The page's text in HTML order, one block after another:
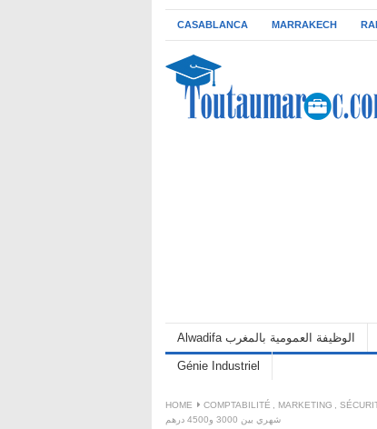
CASABLANCA MARRAKECH
Alwadifa الوظيفة العمومية بالمغرب
Génie Industriel
HOME COMPTABILITÉ MARKETING
شهري بين 3000 و4500 درهم